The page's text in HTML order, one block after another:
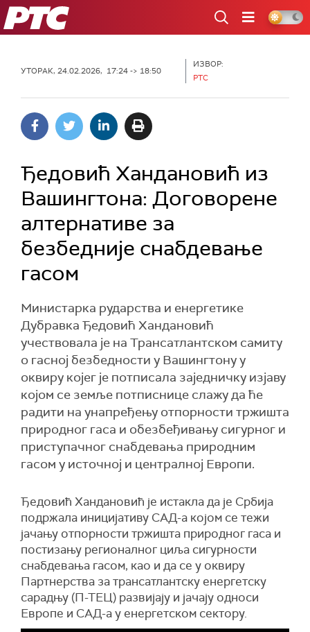
РТС
УТОРАК, 24.02.2026, 17:24 -> 18:50
ИЗВОР:
РТС
Ђедовић Хандановић из
Вашингтона: Договорене
алтернативе за
безбедније снабдевање
гасом
Министарка рударства и енергетике
Дубравка Ђедовић Хандановић
учествовала је на Трансатлантском самиту
о гасној безбедности у Вашингтону у
оквиру којег је потписала заједничку изјаву
којом се земље потписнице слажу да ће
радити на унапређењу отпорности тржишта
природног гаса и обезбеђивању сигурног и
приступачног снабдевања природним
гасом у источној и централној Европи.
Ђедовић Хандановић је истакла да је Србија
подржала иницијативу САД-а којом се тежи
јачању отпорности тржишта природног гаса и
постизању регионалног циља сигурности
снабдевања гасом, као и да се у оквиру
Партнерства за трансатлантску енергетску
сарадњу (П-ТЕЦ) развијају и јачају односи
Европе и САД-а у енергетском сектору.